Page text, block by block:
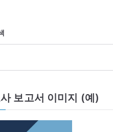
보고서 이미지 (예)